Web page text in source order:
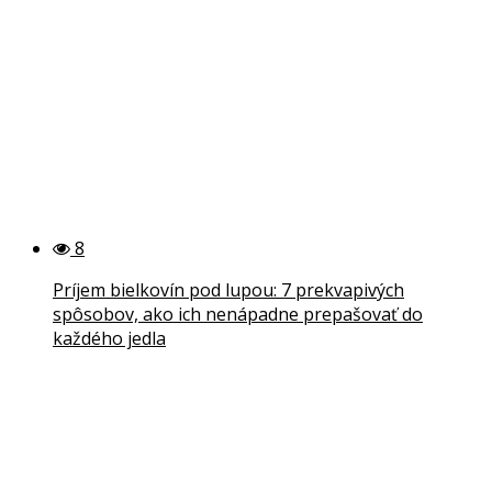
8
Príjem bielkovín pod lupou: 7 prekvapivých
spôsobov, ako ich nenápadne prepašovať do
každého jedla